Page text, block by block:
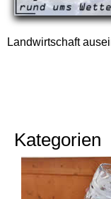
Landwirtschaft
Kategorien